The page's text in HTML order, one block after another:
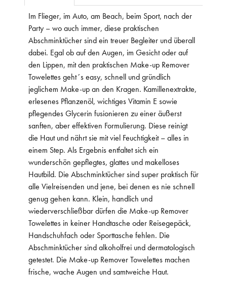
Im Flieger, im Auto, am Beach, beim Sport, nach der
Party – wo auch immer, diese praktischen
Abschminktücher sind ein treuer Begleiter und überall
dabei. Egal ob auf den Augen, im Gesicht oder auf
den Lippen, mit den praktischen Make-up Remover
Towelettes geht´s easy, schnell und gründlich
jeglichem Make-up an den Kragen. Kamillenextrakte,
erlesenes Pflanzenöl, wichtiges Vitamin E sowie
pflegendes Glycerin fusionieren zu einer äußerst
sanften, aber effektiven Formulierung. Diese reinigt
die Haut und nährt sie mit viel Feuchtigkeit – alles in
einem Step. Als Ergebnis entfaltet sich ein
wunderschön gepflegtes, glattes und makelloses
Hautbild. Die Abschminktücher sind super praktisch für
alle Vielreisenden und jene, bei denen es nie schnell
genug gehen kann. Klein, handlich und
wiederverschließbar dürfen die Make-up Remover
Towelettes in keiner Handtasche oder Reisegepäck,
Handschuhfach oder Sporttasche fehlen. Die
Abschminktücher sind alkoholfrei und dermatologisch
getestet. Die Make-up Remover Towelettes machen
frische, wache Augen und samtweiche Haut.